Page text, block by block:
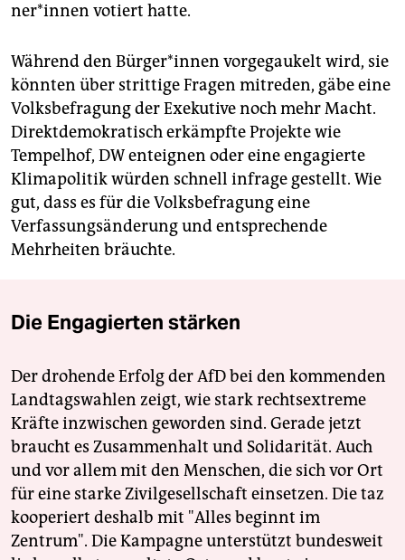
ne­r*in­nen votiert hatte.
Während den Bür­ge­r*in­nen vorgegaukelt wird, sie
könnten über strittige Fragen mitreden, gäbe eine
Volksbefragung der Exekutive noch mehr Macht.
Direktdemokratisch erkämpfte Projekte wie
Tempelhof, DW enteignen oder eine engagierte
Klimapolitik würden schnell infrage gestellt. Wie
gut, dass es für die Volksbefragung eine
Verfassungsänderung und entsprechende
Mehrheiten bräuchte.
Die Engagierten stärken
Der drohende Erfolg der AfD bei den kommenden
Landtagswahlen zeigt, wie stark rechtsextreme
Kräfte inzwischen geworden sind. Gerade jetzt
braucht es Zusammenhalt und Solidarität. Auch
und vor allem mit den Menschen, die sich vor Ort
für eine starke Zivilgesellschaft einsetzen. Die taz
kooperiert deshalb mit "Alles beginnt im
Zentrum". Die Kampagne unterstützt bundesweit